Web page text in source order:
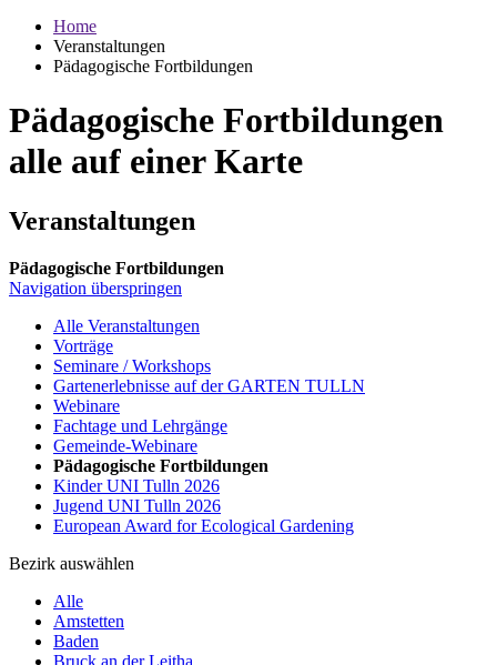
Home
Veranstaltungen
Pädagogische Fortbildungen
Pädagogische Fortbildungen
alle auf einer Karte
Veranstaltungen
Pädagogische Fortbildungen
Navigation überspringen
Alle Veranstaltungen
Vorträge
Seminare / Workshops
Gartenerlebnisse auf der GARTEN TULLN
Webinare
Fachtage und Lehrgänge
Gemeinde-Webinare
Pädagogische Fortbildungen
Kinder UNI Tulln 2026
Jugend UNI Tulln 2026
European Award for Ecological Gardening
Bezirk auswählen
Alle
Amstetten
Baden
Bruck an der Leitha